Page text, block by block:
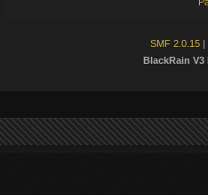
SMF 2.0.15 |
BlackRain V3